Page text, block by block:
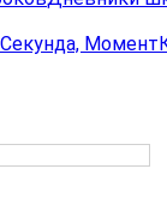
Момент